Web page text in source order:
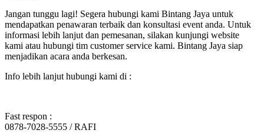
Jangan tunggu lagi! Segera hubungi kami Bintang Jaya untuk
mendapatkan penawaran terbaik dan konsultasi event anda. Untuk
informasi lebih lanjut dan pemesanan, silakan kunjungi website
kami atau hubungi tim customer service kami. Bintang Jaya siap
menjadikan acara anda berkesan.
Info lebih lanjut hubungi kami di :
Fast respon :
0878-7028-5555 / RAFI